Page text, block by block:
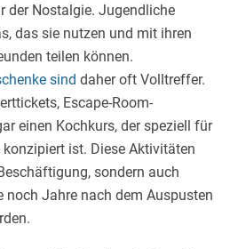
der Nostalgie. Jugendliche
das sie nutzen und mit ihren
teilen können.
sind daher oft Volltreffer.
Escape-Room-
einen Kochkurs, der speziell für
ist. Diese Aktivitäten
sondern auch
noch Jahre nach dem Auspusten